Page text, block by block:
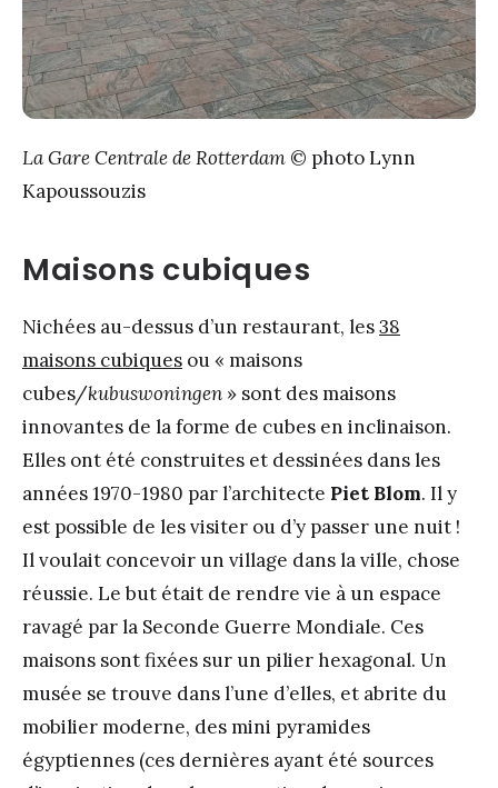
La Gare Centrale de Rotterdam © photo Lynn
Kapoussouzis
Maisons cubiques
Nichées au-dessus d’un restaurant, les38
maisons cubiques ou « maisons
cubes/kubuswoningen » sont des maisons
innovantes de la forme de cubes en inclinaison.
Elles ont été construites et dessinées dans les
années 1970-1980 par l’architecte Piet Blom. Il y
est possible de les visiter ou d’y passer une nuit !
Il voulait concevoir un village dans la ville, chose
réussie. Le but était de rendre vie à un espace
ravagé par la Seconde Guerre Mondiale. Ces
maisons sont fixées sur un pilier hexagonal. Un
musée se trouve dans l’une d’elles, et abrite du
mobilier moderne, des mini pyramides
égyptiennes (ces dernières ayant été sources